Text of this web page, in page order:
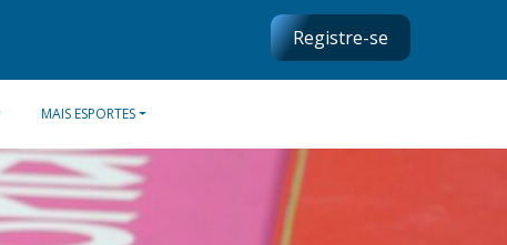
Registre-se
MAIS ESPORTES